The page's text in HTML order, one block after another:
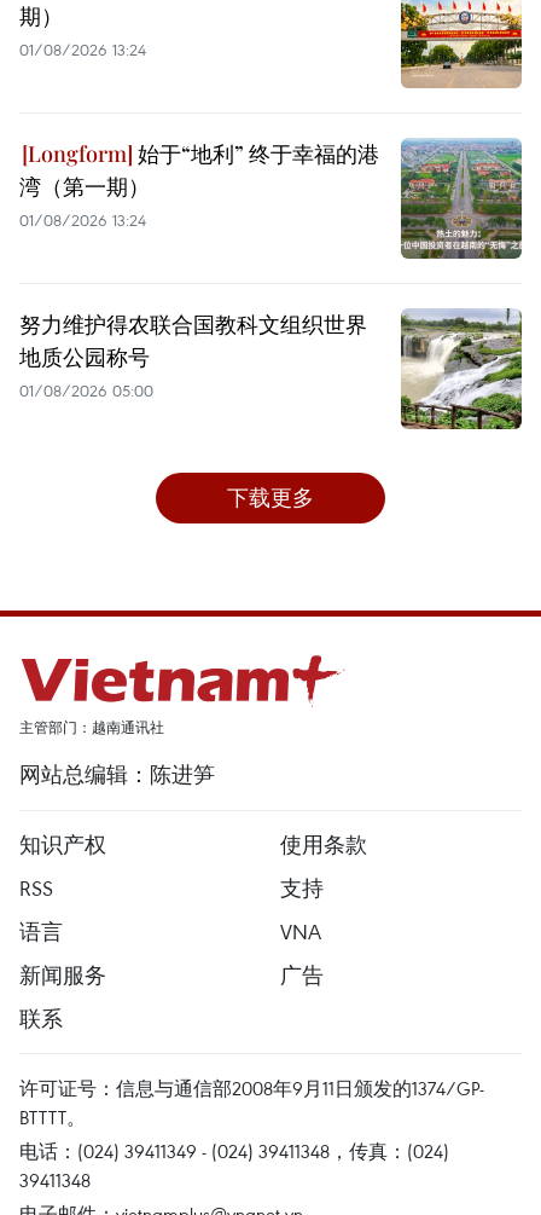
期）
01/08/2026 13:24
始于“地利” 终于幸福的港
湾（第一期）
01/08/2026 13:24
努力维护得农联合国教科文组织世界
地质公园称号
01/08/2026 05:00
下载更多
主管部门：越南通讯社
网站总编辑：陈进笋
知识产权
使用条款
RSS
支持
语言
VNA
新闻服务
广告
联系
许可证号：信息与通信部2008年9月11日颁发的1374/GP-
BTTTT。
电话：(024) 39411349 - (024) 39411348，传真：(024)
39411348